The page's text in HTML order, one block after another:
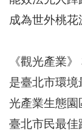
冊
成為世外桃花
《觀光產業
是臺北市環
光產業生態園
臺北市民最